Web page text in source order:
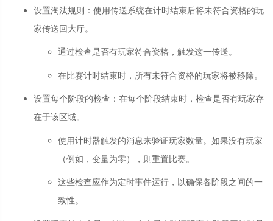
设置淘汰规则 ： 使用传送系统在计时结束后将未符合资格的玩
家传送回大厅。
通过检查是否有玩家符合资格，触发这一传送。
在比赛计时结束时，所有未符合资格的玩家将被移除。
设置每个阶段的检查 ： 在每个阶段结束时，检查是否有玩家存
在于该区域。
使用计时器触发的消息来验证玩家数量。如果没有玩家
（例如，变量为零），则重置比赛。
这些检查应作为定时事件运行，以确保各阶段之间的一
致性。